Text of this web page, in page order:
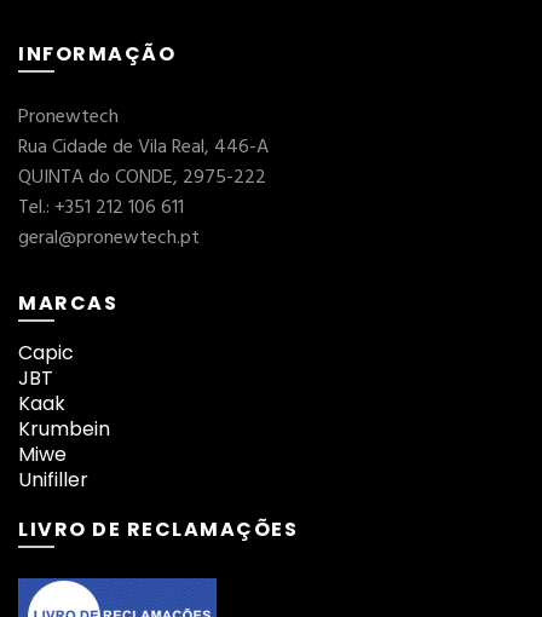
INFORMAÇÃO
Pronewtech
Rua Cidade de Vila Real, 446-A
QUINTA do CONDE, 2975-222
Tel.: +351 212 106 611
geral@pronewtech.pt
MARCAS
Capic
JBT
Kaak
Krumbein
Miwe
Unifiller
LIVRO DE RECLAMAÇÕES